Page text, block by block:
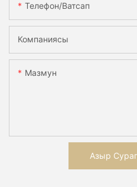
Телефон/ватсап
Компаниясы
Мазмун
Азыр